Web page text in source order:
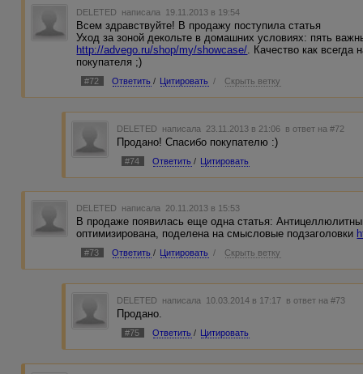
DELETED написала 19.11.2013 в 19:54
Всем здравствуйте! В продажу поступила статья
Уход за зоной декольте в домашних условиях: пять
http://advego.ru/shop/my/showcase/. Качество как всегда
покупателя ;)
#72 Ответить / Цитировать / Скрыть ветку
DELETED написала 23.11.2013 в 21:06 в ответ на #72
Продано! Спасибо покупателю :)
#74 Ответить / Цитировать
DELETED написала 20.11.2013 в 15:53
В продаже появилась еще одна статья:
оптимизирована, поделена на смысловые подзаголовки
#73 Ответить / Цитировать / Скрыть ветку
DELETED написала 10.03.2014 в 17:17 в ответ на #73
Продано.
#75 Ответить / Цитировать